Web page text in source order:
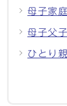
母子家
母子父
ひとり